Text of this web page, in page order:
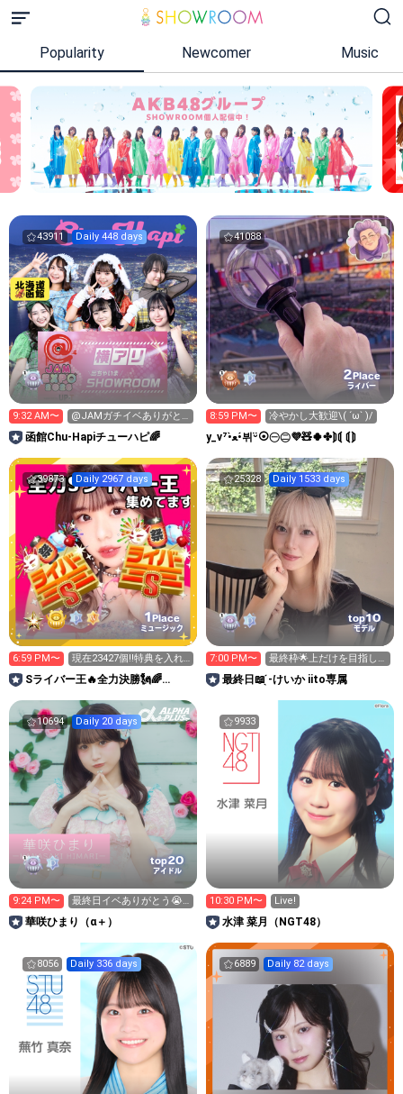
Popularity Newcomer Music
43911 Daily 448 days
9:32 AM〜
@JAMガチイベありがと
う🦑函館
函館Chu-Hapiチューハピ🌈
41088
2Place
ライバー
8:59 PM〜 冷やかし大歓迎\( ´ω` )/
y_v⁷•̀ﻌ•́뷔ᵕ̈⦿㊀㊁💜🧸🍀✤⟭⟬ ⟬⟭
39873 Daily 2967 days
1 Place
ミュージック
6:59 PM〜
現在23427個‼️特典を入れ
ると25277個
Sライバー王🔥全力決勝🗽🌈
25328 Daily 1533 days
top10
モデル
7:00 PM〜
最終枠🌟上だけを目指し
て‼️
最終日📖 ̖́-けいか iito専属
10694 Daily 20 days
top20
アイドル
9:24 PM〜
最終日イベありがとう😭
😭
華咲ひまり（α＋）
9933
10:30 PM〜 Live!
水津 菜月（NGT48）
8056 Daily 336 days 6889 Daily 82 days